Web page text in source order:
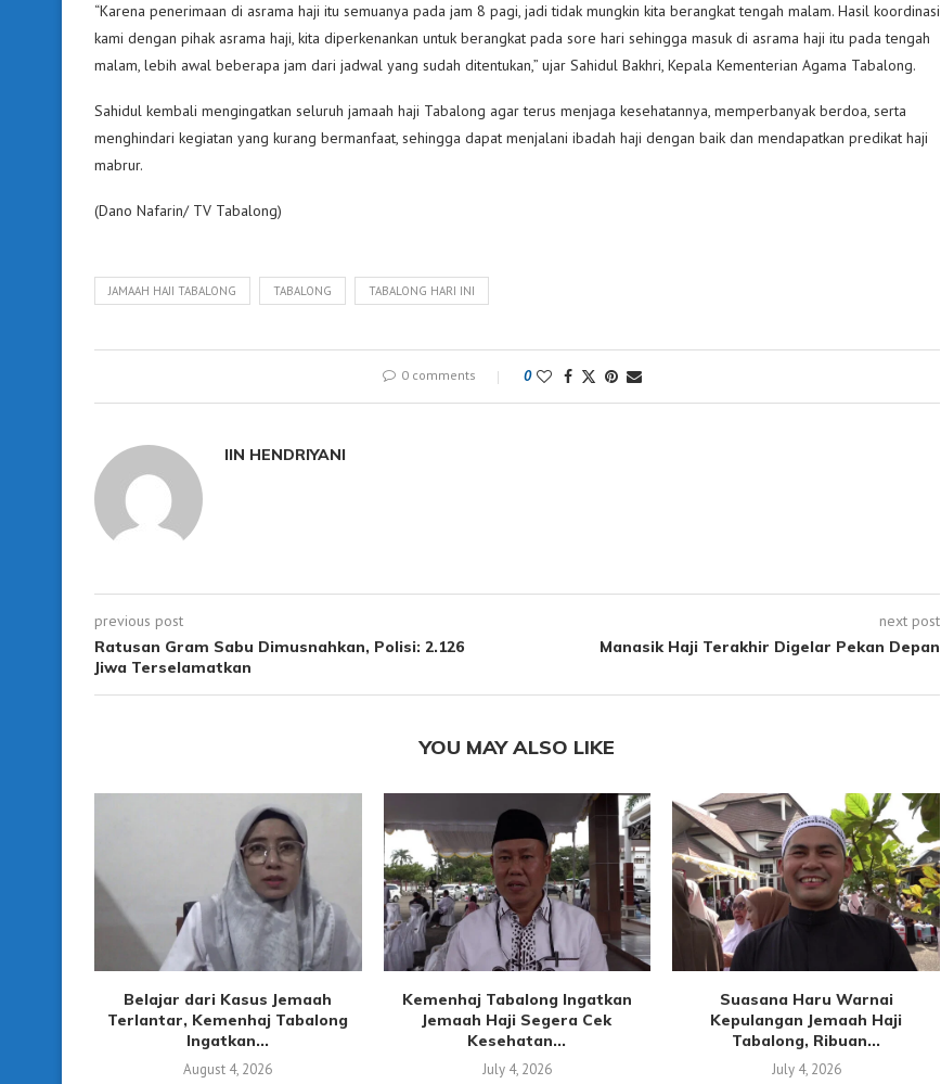
“Karena penerimaan di asrama haji itu semuanya pada jam 8 pagi, jadi tidak mungkin kita berangkat tengah malam. Hasil koordinasi
kami dengan pihak asrama haji, kita diperkenankan untuk berangkat pada sore hari sehingga masuk di asrama haji itu pada tengah
malam, lebih awal beberapa jam dari jadwal yang sudah ditentukan,” ujar Sahidul Bakhri, Kepala Kementerian Agama Tabalong.
Sahidul kembali mengingatkan seluruh jamaah haji Tabalong agar terus menjaga kesehatannya, memperbanyak berdoa, serta
menghindari kegiatan yang kurang bermanfaat, sehingga dapat menjalani ibadah haji dengan baik dan mendapatkan predikat haji
mabrur.
(Dano Nafarin/ TV Tabalong)
JAMAAH HAJI TABALONG TABALONG TABALONG HARI INI
0 comments 0
IIN HENDRIYANI
previous post
Ratusan Gram Sabu Dimusnahkan, Polisi: 2.126
Jiwa Terselamatkan
next post
Manasik Haji Terakhir Digelar Pekan Depan
YOU MAY ALSO LIKE
Belajar dari Kasus Jemaah
Terlantar, Kemenhaj Tabalong
Ingatkan...
August 4, 2026
Kemenhaj Tabalong Ingatkan
Jemaah Haji Segera Cek
Kesehatan...
July 4, 2026
Suasana Haru Warnai
Kepulangan Jemaah Haji
Tabalong, Ribuan...
July 4, 2026